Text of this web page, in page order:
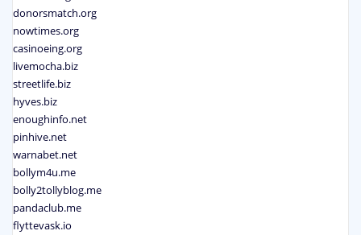
donorsmatch.org
nowtimes.org
casinoeing.org
livemocha.biz
streetlife.biz
hyves.biz
enoughinfo.net
pinhive.net
warnabet.net
bollym4u.me
bolly2tollyblog.me
pandaclub.me
flyttevask.io